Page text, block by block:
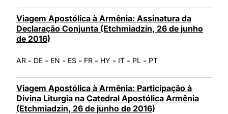
Viagem Apostólica à Armênia: Assinatura da
Declaração Conjunta (Etchmiadzin, 26 de junho
de 2016)
AR - DE - EN - ES - FR - HY - IT - PL - PT
Viagem Apostólica à Armênia: Participação à
Divina Liturgia na Catedral Apostólica Armênia
(Etchmiadzin, 26 de junho de 2016)